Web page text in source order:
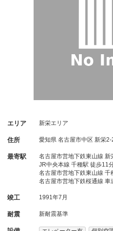
エリア 新栄エリア
住所 愛知県 名古屋市中区 新栄2-
最寄駅
名古屋市営地下鉄東山線 新
JR中央本線 千種駅 徒歩11
名古屋市営地下鉄東山線 千
名古屋市営地下鉄桜通線 車
竣工 1991年7月
耐震 新耐震基準